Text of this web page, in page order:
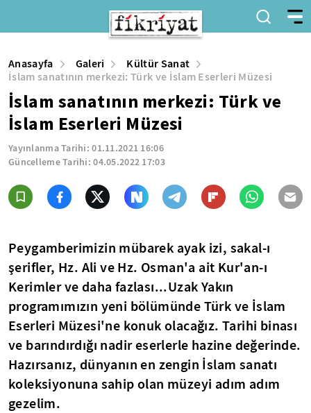
Anasayfa Galeri
Kültür Sanat
İslam sanatının merkezi: Türk ve İslam Eserleri Müzesi
İslam sanatının merkezi: Türk ve
İslam Eserleri Müzesi
Yayınlanma Tarihi:01.11.2021 16:06
Güncelleme Tarihi:04.05.2022 17:03
Peygamberimizin mübarek ayak izi, sakal-ı
şerifler, Hz. Ali ve Hz. Osman'a ait Kur'an-ı
Kerimler ve daha fazlası...Uzak Yakın
programımızın yeni bölümünde Türk ve İslam
Eserleri Müzesi'ne konuk olacağız. Tarihi binası
ve barındırdığı nadir eserlerle hazine değerinde.
Hazırsanız, dünyanın en zengin İslam sanatı
koleksiyonuna sahip olan müzeyi adım adım
gezelim.